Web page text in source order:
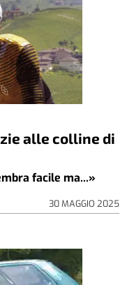
alle colline di
facile ma...»
30 MAGGIO 2025